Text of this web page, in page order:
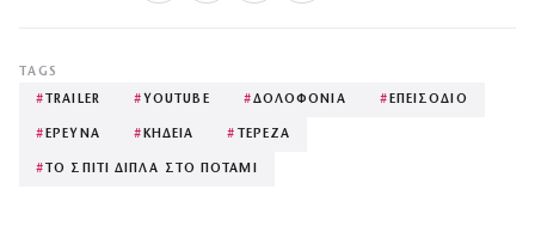
TAGS
# TRAILER # YOUTUBE #ΔΟΛΟΦΟΝΙΑ # ΕΠΕΙΣΟΔΙΟ
# ΕΡΕΥΝΑ # ΚΗΔΕΙΑ # ΤΕΡΕΖΑ
# ΤΟ ΣΠΙΤΙ ΔΙΠΛΑ ΣΤΟ ΠΟΤΑΜΙ